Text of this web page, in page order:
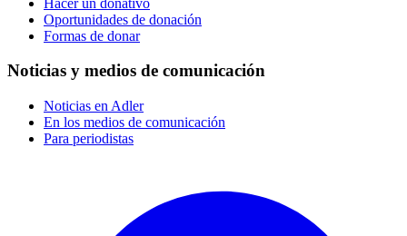
Oportunidades de donación
Formas de donar
Noticias y medios de comunicación
Noticias en Adler
En los medios de comunicación
Para periodistas